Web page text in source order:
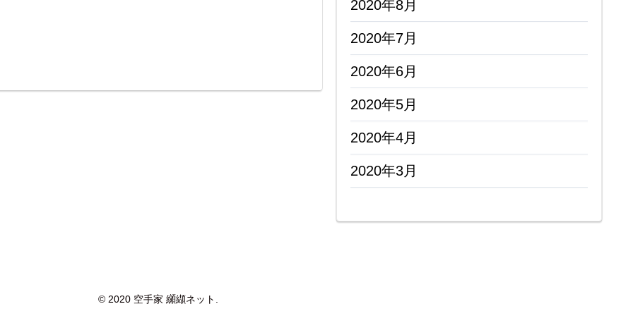
2020年8月
2020年7月
2020年6月
2020年5月
2020年4月
2020年3月
© 2020 空手家 纐纈ネット.